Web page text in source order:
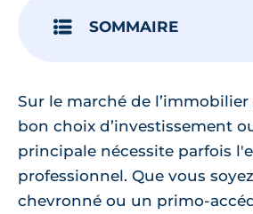
SOMMAIRE
Sur le marché de l’immobilier
bon choix d’investissement
principale nécessite parfois
professionnel. Que vous
chevronné ou un primo-